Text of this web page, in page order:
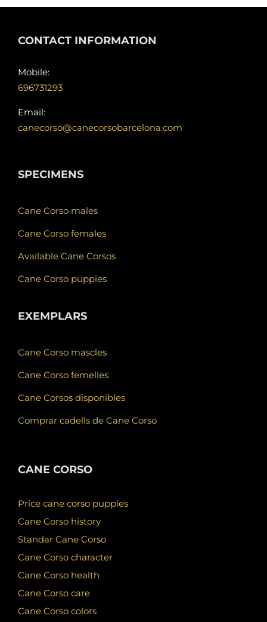
CONTACT INFORMATION
Mobile:
696731293
Email:
canecorso@canecorsobarcelona.com
SPECIMENS
Cane Corso males
Cane Corso females
Available Cane Corsos
Cane Corso puppies
EXEMPLARS
Cane Corso mascles
Cane Corso femelles
Cane Corsos disponibles
Comprar cadells de Cane Corso
CANE CORSO
Price cane corso puppies
Cane Corso history
Standar Cane Corso
Cane Corso character
Cane Corso health
Cane Corso care
Cane Corso colors